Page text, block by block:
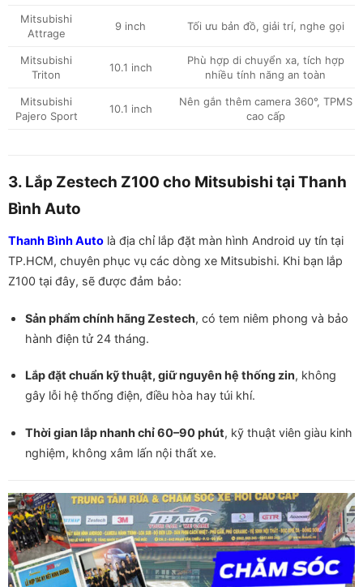
Mitsubishi
Attrage
9 inch Tối ưu bản đồ, giải trí, nghe gọi
Mitsubishi
Triton
10.1 inch
Phù hợp di chuyển xa, tích hợp
nhiều tính năng an toàn
Mitsubishi
Pajero Sport
10.1 inch
Nên gắn thêm camera 360°, TPMS
cao cấp
3. Lắp Zestech Z100 cho Mitsubishi tại Thanh
Bình Auto
Thanh Bình Auto là địa chỉ lắp đặt màn hình Android uy tín tại
TP.HCM, chuyên phục vụ các dòng xe Mitsubishi. Khi bạn lắp
Z100 tại đây, sẽ được đảm bảo:
Sản phẩm chính hãng Zestech, có tem niêm phong và bảo
hành điện tử 24 tháng.
Lắp đặt chuẩn kỹ thuật, giữ nguyên hệ thống zin, không
gây lỗi hệ thống điện, điều hòa hay túi khí.
Thời gian lắp nhanh chỉ 60–90 phút, kỹ thuật viên giàu kinh
nghiệm, không xâm lấn nội thất xe.